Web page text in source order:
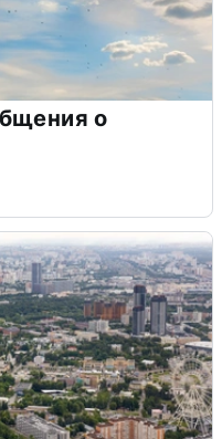
о